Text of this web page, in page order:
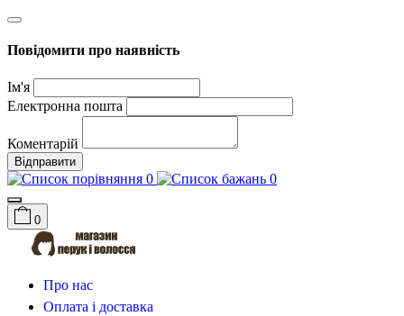
Повідомити про наявність
Ім'я
Електронна пошта
Коментарій
Відправити
0 0
0
Про нас
Оплата і доставка